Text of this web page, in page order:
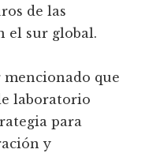
de las
el sur global.
que
laboratorio
para
y